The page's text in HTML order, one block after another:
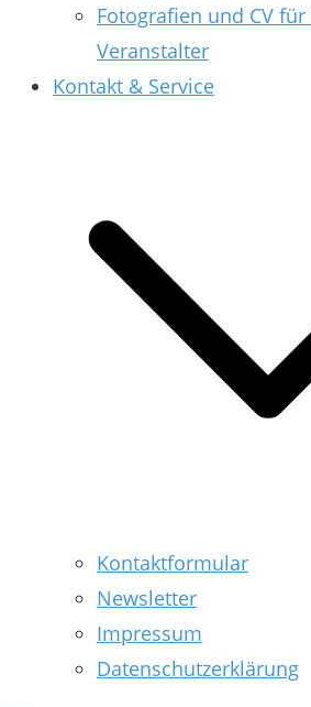
Fotografien und CV
Veranstalter
Kontakt & Service
Kontaktformular
Newsletter
Impressum
Datenschutzerklärung